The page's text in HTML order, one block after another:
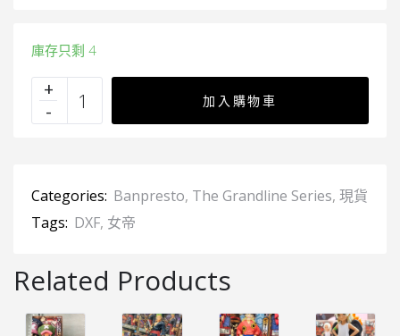
庫存只剩 4
加入購物車
Categories: Banpresto, The Grandline Series, 現貨
Tags: DXF, 女帝
Related Products